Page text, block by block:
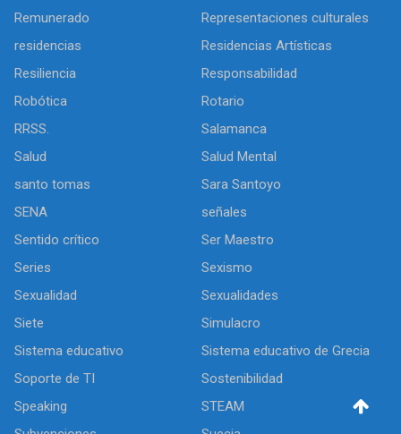
Remunerado
Representaciones culturales
residencias
Residencias Artísticas
Resiliencia
Responsabilidad
Robótica
Rotario
RRSS.
Salamanca
Salud
Salud Mental
santo tomas
Sara Santoyo
SENA
señales
Sentido crítico
Ser Maestro
Series
Sexismo
Sexualidad
Sexualidades
Siete
Simulacro
Sistema educativo
Sistema educativo de Grecia
Soporte de TI
Sostenibilidad
Speaking
STEAM